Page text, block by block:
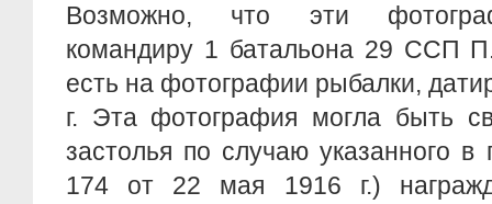
Возможно, что эти
командиру 1 батальона 29 ССП
есть на фотографии рыбалки,
г. Эта фотография могла быть
застолья по случаю указанного
174 от 22 мая 1916 г.)